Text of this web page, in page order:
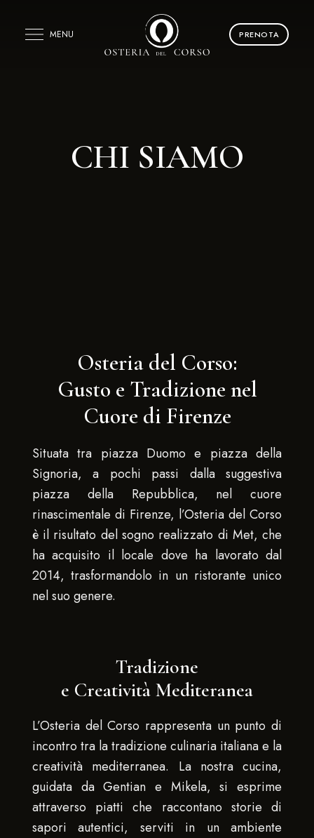
MENU PRENOTA
CHI SIAMO
Osteria del Corso:
Gusto e Tradizione nel
Cuore di Firenze
Situata tra piazza Duomo e piazza della
Signoria, a pochi passi dalla suggestiva
piazza della Repubblica, nel cuore
rinascimentale di Firenze, l’Osteria del Corso
è il risultato del sogno realizzato di Met, che
ha acquisito il locale dove ha lavorato dal
2014, trasformandolo in un ristorante unico
nel suo genere.
Tradizione
e Creatività Mediteranea
L’Osteria del Corso rappresenta un punto di
incontro tra la tradizione culinaria italiana e la
creatività mediterranea. La nostra cucina,
guidata da Gentian e Mikela, si esprime
attraverso piatti che raccontano storie di
sapori autentici, serviti in un ambiente